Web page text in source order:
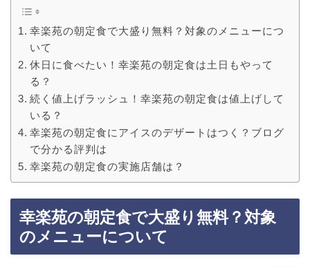
幸楽苑の朝定食で大盛り無料？対象のメニューにつ
いて
休日に食べたい！幸楽苑の朝定食は土日もやって
る？
続く値上げラッシュ！幸楽苑の朝定食は値上げして
いる？
幸楽苑の朝定食にアイスのデザートはつく？ブログ
で分かる評判は
幸楽苑の朝定食の実施店舗は？
幸楽苑の朝定食で大盛り無料？対象
のメニューについて